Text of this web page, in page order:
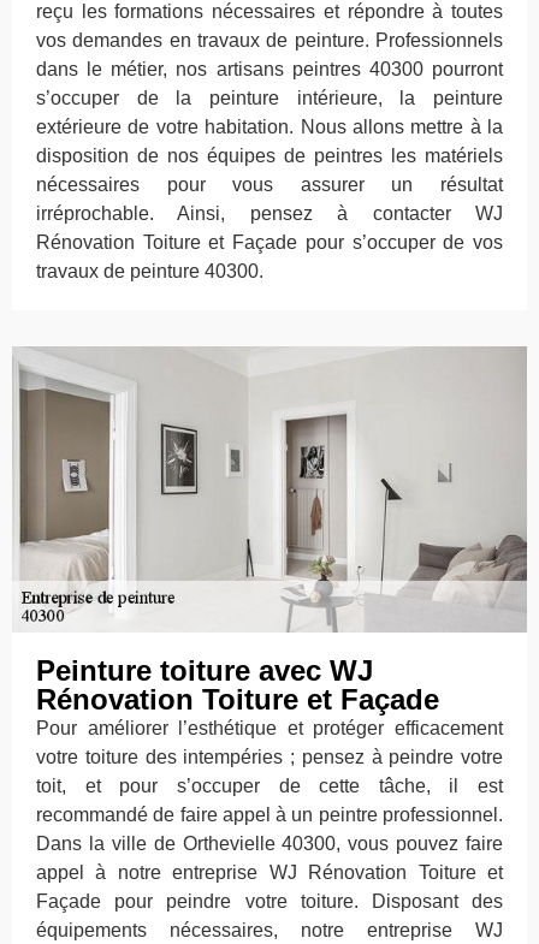
reçu les formations nécessaires et répondre à toutes
vos demandes en travaux de peinture. Professionnels
dans le métier, nos artisans peintres 40300 pourront
s’occuper de la peinture intérieure, la peinture
extérieure de votre habitation. Nous allons mettre à la
disposition de nos équipes de peintres les matériels
nécessaires pour vous assurer un résultat
irréprochable. Ainsi, pensez à contacter WJ
Rénovation Toiture et Façade pour s’occuper de vos
travaux de peinture 40300.
Peinture toiture avec WJ
Rénovation Toiture et Façade
Pour améliorer l’esthétique et protéger efficacement
votre toiture des intempéries ; pensez à peindre votre
toit, et pour s’occuper de cette tâche, il est
recommandé de faire appel à un peintre professionnel.
Dans la ville de Orthevielle 40300, vous pouvez faire
appel à notre entreprise WJ Rénovation Toiture et
Façade pour peindre votre toiture. Disposant des
équipements nécessaires, notre entreprise WJ